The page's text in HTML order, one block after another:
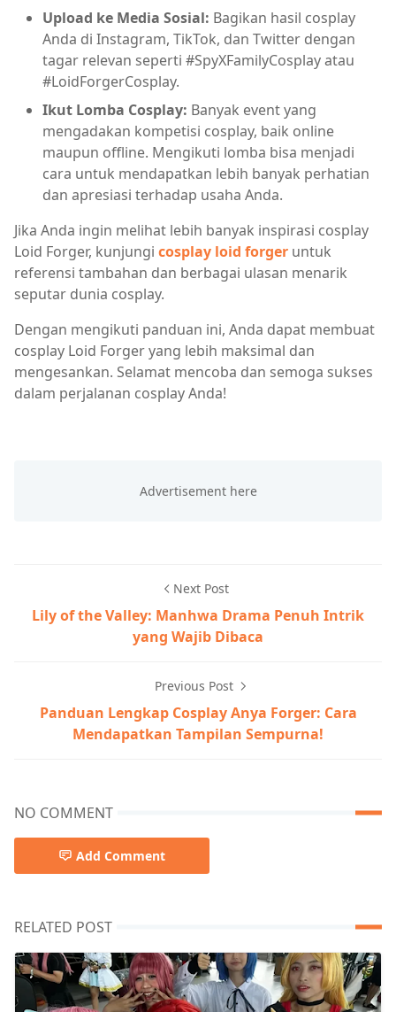
Upload ke Media Sosial: Bagikan hasil cosplay
Anda di Instagram, TikTok, dan Twitter dengan
tagar relevan seperti #SpyXFamilyCosplay atau
#LoidForgerCosplay.
Ikut Lomba Cosplay: Banyak event yang
mengadakan kompetisi cosplay, baik online
maupun offline. Mengikuti lomba bisa menjadi
cara untuk mendapatkan lebih banyak perhatian
dan apresiasi terhadap usaha Anda.
Jika Anda ingin melihat lebih banyak inspirasi cosplay
Loid Forger, kunjungi cosplay loid forger untuk
referensi tambahan dan berbagai ulasan menarik
seputar dunia cosplay.
Dengan mengikuti panduan ini, Anda dapat membuat
cosplay Loid Forger yang lebih maksimal dan
mengesankan. Selamat mencoba dan semoga sukses
dalam perjalanan cosplay Anda!
Next Post
Lily of the Valley: Manhwa Drama Penuh Intrik
yang Wajib Dibaca
Previous Post
Panduan Lengkap Cosplay Anya Forger: Cara
Mendapatkan Tampilan Sempurna!
NO COMMENT
Add Comment
RELATED POST